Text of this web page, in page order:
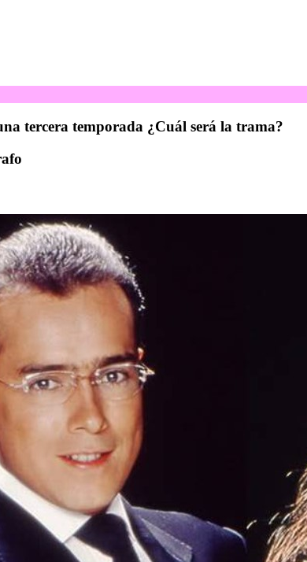
tercera temporada ¿Cuál será la trama?